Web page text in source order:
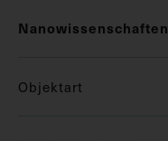
Nanowissenschaften
Objektart